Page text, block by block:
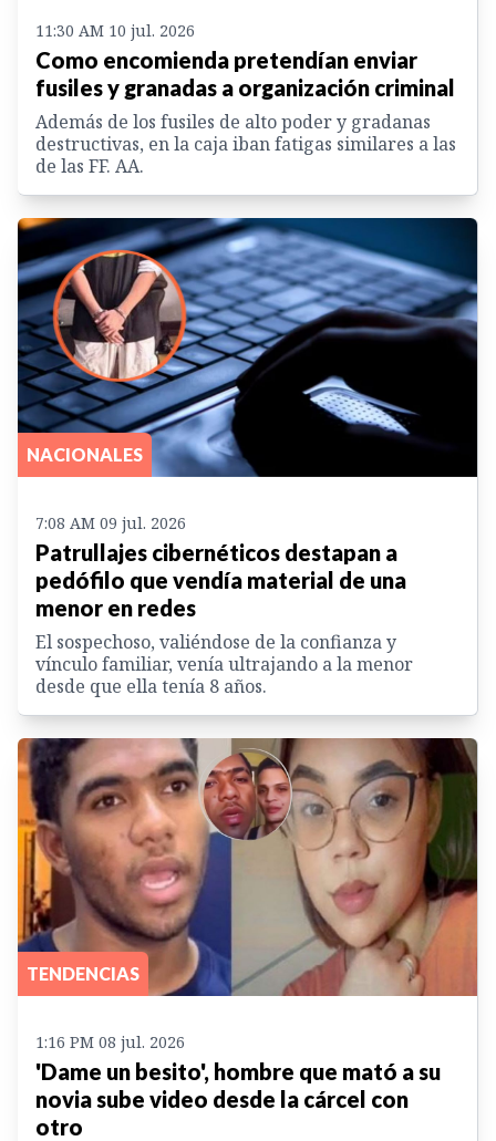
11:30 AM 10 jul. 2026
Como encomienda pretendían enviar
fusiles y granadas a organización criminal
Además de los fusiles de alto poder y gradanas
destructivas, en la caja iban fatigas similares a las
de las FF. AA.
NACIONALES
7:08 AM 09 jul. 2026
Patrullajes cibernéticos destapan a
pedófilo que vendía material de una
menor en redes
El sospechoso, valiéndose de la confianza y
vínculo familiar, venía ultrajando a la menor
desde que ella tenía 8 años.
TENDENCIAS
1:16 PM 08 jul. 2026
'Dame un besito', hombre que mató a su
novia sube video desde la cárcel con
otro